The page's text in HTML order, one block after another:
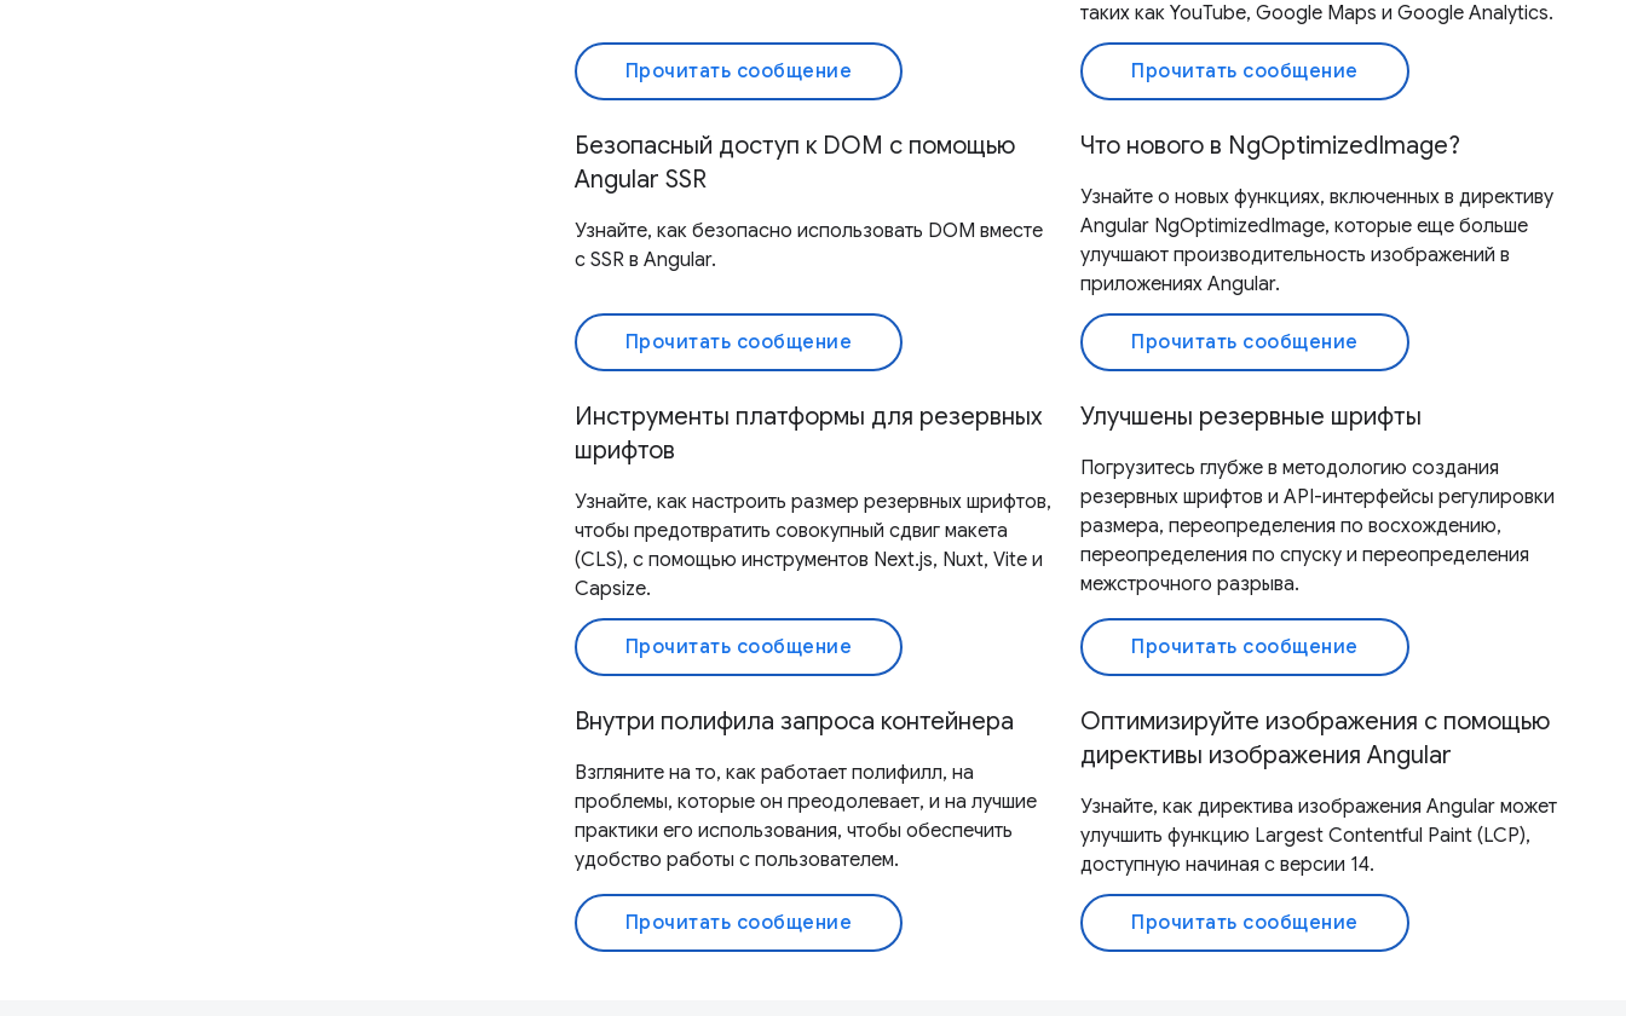
Прочитать сообщение
таких как YouTube, Google Maps и Google Analytics.
Прочитать сообщение
Безопасный доступ к DOM с помощью
Angular SSR
Узнайте, как безопасно использовать DOM вместе
с SSR в Angular.
Прочитать сообщение
Что нового в NgOptimizedImage?
Узнайте о новых функциях, включенных в директиву
Angular NgOptimizedImage, которые еще больше
улучшают производительность изображений в
приложениях Angular.
Прочитать сообщение
Инструменты платформы для резервных
шрифтов
Узнайте, как настроить размер резервных шрифтов,
чтобы предотвратить совокупный сдвиг макета
(CLS), с помощью инструментов Next.js, Nuxt, Vite и
Capsize.
Прочитать сообщение
Улучшены резервные шрифты
Погрузитесь глубже в методологию создания
резервных шрифтов и API-интерфейсы регулировки
размера, переопределения по восхождению,
переопределения по спуску и переопределения
межстрочного разрыва.
Прочитать сообщение
Внутри полифила запроса контейнера
Взгляните на то, как работает полифилл, на
проблемы, которые он преодолевает, и на лучшие
практики его использования, чтобы обеспечить
удобство работы с пользователем.
Прочитать сообщение
Оптимизируйте изображения с помощью
директивы изображения Angular
Узнайте, как директива изображения Angular может
улучшить функцию Largest Contentful Paint (LCP),
доступную начиная с версии 14.
Прочитать сообщение